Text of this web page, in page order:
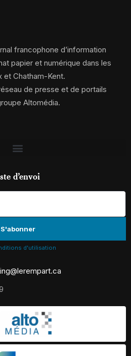
francophone d’information
papier et numérique dans les
et Chatham-Kent.
de presse et de portails
Altomédia.
d’envoi
d'utilisation